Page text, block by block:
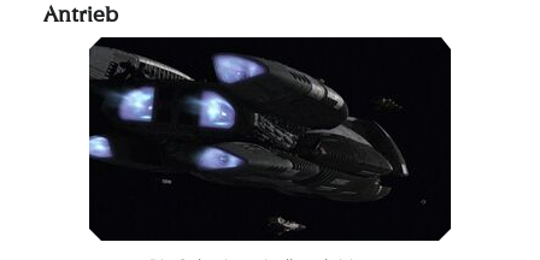
Antrieb